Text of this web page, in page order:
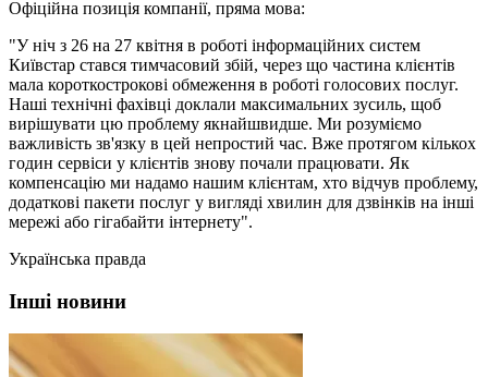
Офіційна позиція компанії, пряма мова:
"У ніч з 26 на 27 квітня в роботі інформаційних систем
Київстар стався тимчасовий збій, через що частина клієнтів
мала короткострокові обмеження в роботі голосових послуг.
Наші технічні фахівці доклали максимальних зусиль, щоб
вирішувати цю проблему якнайшвидше. Ми розуміємо
важливість зв'язку в цей непростий час. Вже протягом кількох
годин сервіси у клієнтів знову почали працювати. Як
компенсацію ми надамо нашим клієнтам, хто відчув проблему,
додаткові пакети послуг у вигляді хвилин для дзвінків на інші
мережі або гігабайти інтернету".
Українська правда
Інші новини